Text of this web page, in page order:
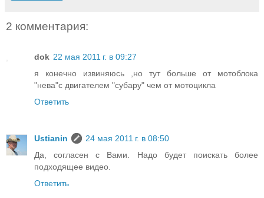
2 комментария:
dok 22 мая 2011 г. в 09:27
я конечно извиняюсь ,но тут больше от мотоблока
"нева"с двигателем "субару" чем от мотоцикла
Ответить
Ustianin
24 мая 2011 г. в 08:50
Да, согласен с Вами. Надо будет поискать более
подходящее видео.
Ответить